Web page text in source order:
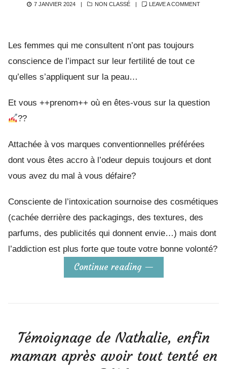
POSTED
7 JANVIER 2024 CATEGORIES
NON CLASSÉ LEAVE A COMMENT
Les femmes qui me consultent n’ont pas toujours
conscience de l’impact sur leur fertilité de tout ce
qu’elles s’appliquent sur la peau…
Et vous ++prenom++ où en êtes-vous sur la question
??
Attachée à vos marques conventionnelles préférées
dont vous êtes accro à l’odeur depuis toujours et dont
vous avez du mal à vous défaire?
Consciente de l’intoxication sournoise des cosmétiques
(cachée derrière des packagings, des textures, des
parfums, des publicités qui donnent envie…) mais dont
l’addiction est plus forte que toute votre bonne volonté?
Continue reading
Témoignage de Nathalie, enfin
maman après avoir tout tenté en